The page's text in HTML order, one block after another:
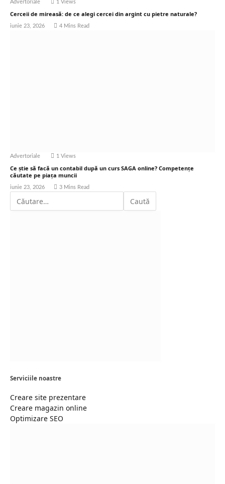
Advertoriale 1 Views
Cerceii de mireasă: de ce alegi cercei din argint cu pietre naturale?
iunie 23, 2026 4 Mins Read
Advertoriale 1 Views
Ce știe să facă un contabil după un curs SAGA online? Competențe
căutate pe piața muncii
iunie 23, 2026 3 Mins Read
Serviciile noastre
Creare site prezentare
Creare magazin online
Optimizare SEO